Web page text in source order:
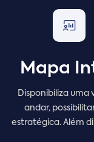
Mapa
Disponibiliza uma
andar,
estratégica. Além